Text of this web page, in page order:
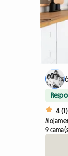
4
9